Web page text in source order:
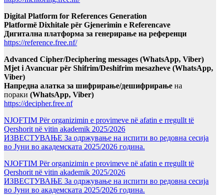
Digital Platform for References Generation
Platformë Dixhitale për Gjenerimin e Referencave
Дигитална платформа за генерирање на референци
https://reference.free.nf/
Advanced Cipher/Deciphering messages (WhatsApp, Viber)
Mjet i Avancuar për Shifrim/Deshifrim mesazheve (WhatsApp,
Viber)
Напредна алатка за шифрирање/дешифрирање на
пораки (WhatsApp, Viber)
https://decipher.free.nf
NJOFTIM Për organizimin e provimeve në afatin e rregullt të
Qershorit në vitin akademik 2025/2026
ИЗВЕСТУВАЊЕ За одржување на испити во редовна сесија
во Јуни во академската 2025/2026 година.
NJOFTIM Për organizimin e provimeve në afatin e rregullt të
Qershorit në vitin akademik 2025/2026
ИЗВЕСТУВАЊЕ За одржување на испити во редовна сесија
во Јуни во академската 2025/2026 година.